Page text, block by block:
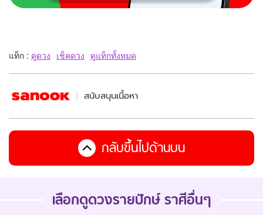
แท็ก : ดูดวง เช็คดวง ดูแท็กทั้งหมด
สนับสนุนเนื้อหา
กลับขึ้นไปด้านบน
เลือกดูดวงรายปักษ์ราศีอื่นๆ